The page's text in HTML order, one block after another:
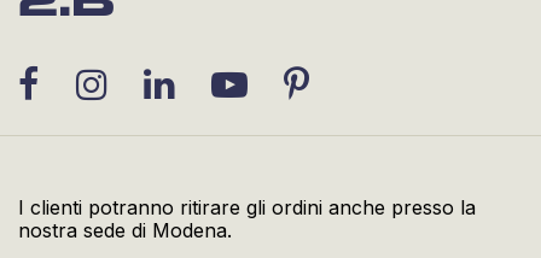
I clienti potranno ritirare gli ordini anche presso la
nostra sede di Modena.